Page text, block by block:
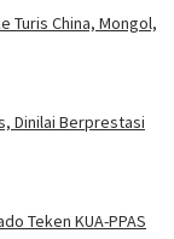
Turis China, Mongol,
Dinilai Berprestasi
Teken KUA-PPAS